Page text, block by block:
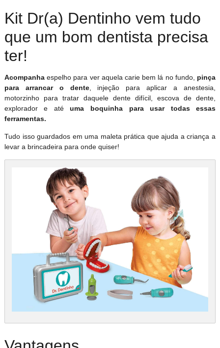
Kit Dr(a) Dentinho vem tudo
que um bom dentista precisa
ter!
Acompanhaespelho para ver aquela carie bem lá no fundo, pinça
para arrancar o dente, injeção para aplicar a anestesia,
motorzinho para tratar daquele dente difícil, escova de dente,
explorador e atéuma boquinha para usar todas essas
ferramentas.
Tudo isso guardados em uma maleta prática que ajuda a criança a
levar a brincadeira para onde quiser!